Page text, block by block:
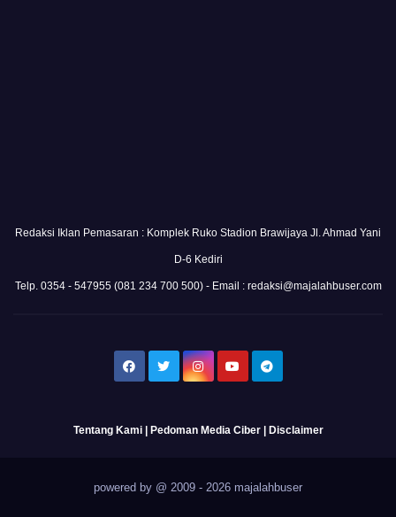
Redaksi Iklan Pemasaran : Komplek Ruko Stadion Brawijaya Jl. Ahmad Yani
D-6 Kediri
Telp. 0354 - 547955 (081 234 700 500) - Email : redaksi@majalahbuser.com
Tentang Kami| Pedoman Media Ciber| Disclaimer
powered by @ 2009 - 2026 majalahbuser